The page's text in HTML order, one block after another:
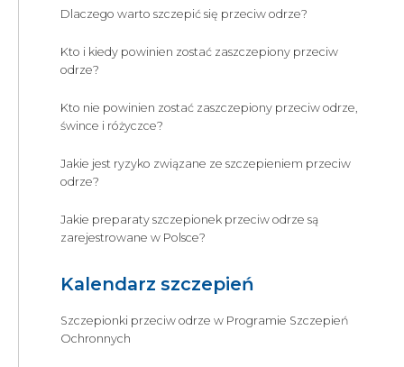
Dlaczego warto szczepić się przeciw odrze?
Kto i kiedy powinien zostać zaszczepiony przeciw
odrze?
Kto nie powinien zostać zaszczepiony przeciw odrze,
śwince i różyczce?
Jakie jest ryzyko związane ze szczepieniem przeciw
odrze?
Jakie preparaty szczepionek przeciw odrze są
zarejestrowane w Polsce?
Kalendarz szczepień
Szczepionki przeciw odrze w Programie Szczepień
Ochronnych